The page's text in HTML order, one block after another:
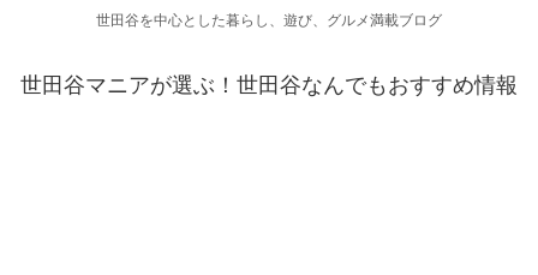
世田谷を中心とした暮らし、遊び、グルメ満載ブログ
世田谷マニアが選ぶ！世田谷なんでもおすすめ情報